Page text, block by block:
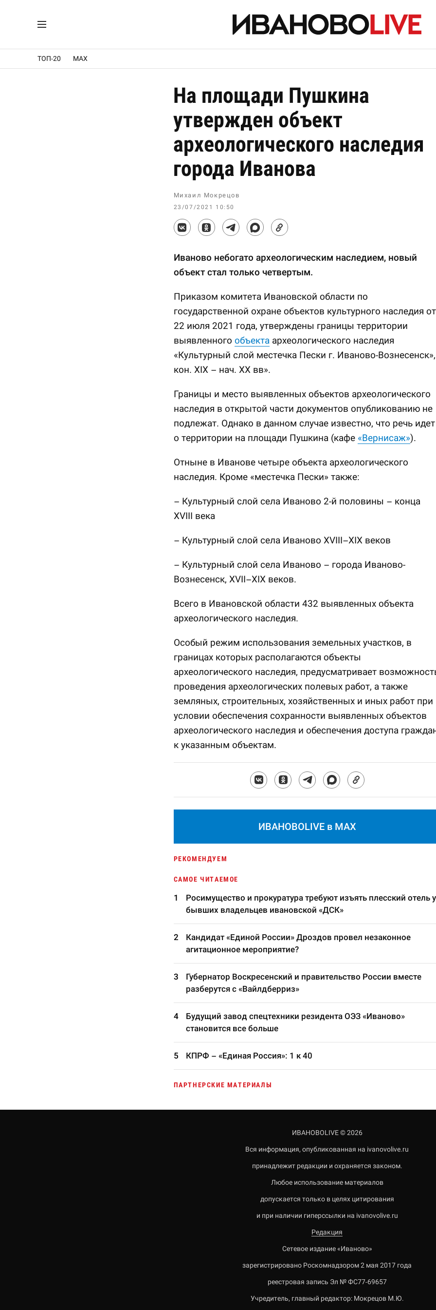
ТОП-20 MAX
На площади Пушкина
утвержден объект
археологического наследия
города Иванова
Михаил Мокрецов
23/07/2021 10:50
Иваново небогато археологическим наследием, новый
объект стал только четвертым.
Приказом комитета Ивановской области по
государственной охране объектов культурного наследия от
22 июля 2021 года, утверждены границы территории
выявленного объектаархеологического наследия
«Культурный слой местечка Пески г. Иваново-Вознесенск»,
кон. XIX – нач. XX вв».
Границы и место выявленных объектов археологического
наследия в открытой части документов опубликованию не
подлежат. Однако в данном случае известно, что речь идет
о территории на площади Пушкина (кафе «Вернисаж»).
Отныне в Иванове четыре объекта археологического
наследия. Кроме «местечка Пески» также:
– Культурный слой села Иваново 2-й половины – конца
XVIII века
– Культурный слой села Иваново XVIII–XIX веков
– Культурный слой села Иваново – города Иваново-
Вознесенск, XVII–XIX веков.
Всего в Ивановской области 432 выявленных объекта
археологического наследия.
Особый режим использования земельных участков, в
границах которых располагаются объекты
археологического наследия, предусматривает
проведения археологических полевых работ, а также
земляных, строительных, хозяйственных и иных работ при
условии обеспечения сохранности выявленных объектов
археологического наследия и обеспечения доступа
к указанным объектам.
ИВАНОВОLIVE в MAX
РЕКОМЕНДУЕМ
САМОЕ ЧИТАЕМОЕ
Росимущество и прокуратура требуют изъять плесский отель у
бывших владельцев ивановской «ДСК»
Кандидат «Единой России» Дроздов провел незаконное
агитационное мероприятие?
Губернатор Воскресенский и правительство России вместе
разберутся с «Вайлдберриз»
Будущий завод спецтехники резидента ОЭЗ «Иваново»
становится все больше
КПРФ – «Единая Россия»: 1 к 40
ПАРТНЕРСКИЕ МАТЕРИАЛЫ
ИВАНОВОLIVE © 2026
Вся информация, опубликованная на ivanovolive.ru
принадлежит редакции и охраняется законом.
Любое использование материалов
допускается только в целях цитирования
и при наличии гиперссылки на ivanovolive.ru
Редакция
Сетевое издание «Иваново»
зарегистрировано Роскомнадзором 2 мая 2017 года
реестровая запись Эл № ФС77-69657
Учредитель, главный редактор: Мокрецов М.Ю.